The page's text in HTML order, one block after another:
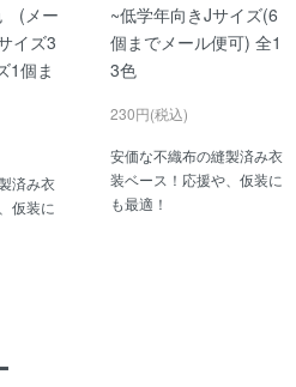
(メー
イズ3
1個ま
済み衣
仮装に
~低学年向きJサイズ(6
個までメール便可) 全1
3色
230円(税込)
安価な不織布の縫製済み衣
装ベース！応援や、仮装に
も最適！